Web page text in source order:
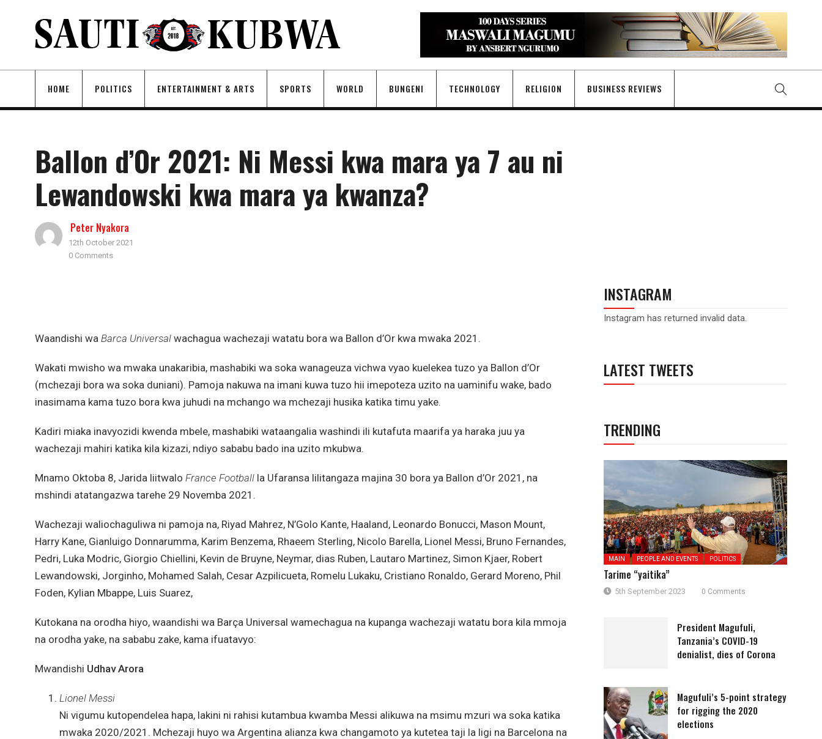
HOME POLITICS ENTERTAINMENT & ARTS SPORTS WORLD BUNGENI TECHNOLOGY RELIGION BUSINESS REVIEWS
Ballon d’Or 2021: Ni Messi kwa mara ya 7 au ni
Lewandowski kwa mara ya kwanza?
Peter Nyakora
12th October 2021
0 Comments
Waandishi wa Barca Universal wachagua wachezaji watatu bora wa Ballon d’Or kwa mwaka 2021.
Wakati mwisho wa mwaka unakaribia, mashabiki wa soka wanageuza vichwa vyao kuelekea tuzo ya Ballon d’Or
(mchezaji bora wa soka duniani). Pamoja nakuwa na imani kuwa tuzo hii imepoteza uzito na uaminifu wake, bado
inasimama kama tuzo bora kwa juhudi na mchango wa mchezaji husika katika timu yake.
Kadiri miaka inavyozidi kwenda mbele, mashabiki wataangalia washindi ili kutafuta maarifa ya haraka juu ya
wachezaji mahiri katika kila kizazi, ndiyo sababu bado ina uzito mkubwa.
Mnamo Oktoba 8, Jarida liitwalo France Football la Ufaransa lilitangaza majina 30 bora ya Ballon d’Or 2021, na
mshindi atatangazwa tarehe 29 Novemba 2021.
Wachezaji waliochaguliwa ni pamoja na, Riyad Mahrez, N’Golo Kante, Haaland, Leonardo Bonucci, Mason Mount,
Harry Kane, Gianluigo Donnarumma, Karim Benzema, Rhaeem Sterling, Nicolo Barella, Lionel Messi, Bruno Fernandes,
Pedri, Luka Modric, Giorgio Chiellini, Kevin de Bruyne, Neymar, dias Ruben, Lautaro Martinez, Simon Kjaer, Robert
Lewandowski, Jorginho, Mohamed Salah, Cesar Azpilicueta, Romelu Lukaku, Cristiano Ronaldo, Gerard Moreno, Phil
Foden, Kylian Mbappe, Luis Suarez,
Kutokana na orodha hiyo, waandishi wa Barça Universal wamechagua na kupanga wachezaji watatu bora kila mmoja
na orodha yake, na sababu zake, kama ifuatavyo:
Mwandishi Udhav Arora
Lionel Messi
Ni vigumu kutopendelea hapa, lakini ni rahisi kutambua kwamba Messi alikuwa na msimu mzuri wa soka katika
mwaka 2020/2021. Mchezaji huyo wa Argentina alianza kwa changamoto ya kutetea taji la ligi na Barcelona na
INSTAGRAM
Instagram has returned invalid data.
LATEST TWEETS
TRENDING
MAIN PEOPLE AND EVENTS POLITICS
Tarime “yaitika”
5th September 2023 0 Comments
President Magufuli,
Tanzania’s COVID-19
denialist, dies of Corona
Magufuli’s 5-point strategy
for rigging the 2020
elections